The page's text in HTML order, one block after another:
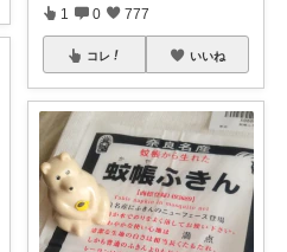
1 0 777
コレ いいね